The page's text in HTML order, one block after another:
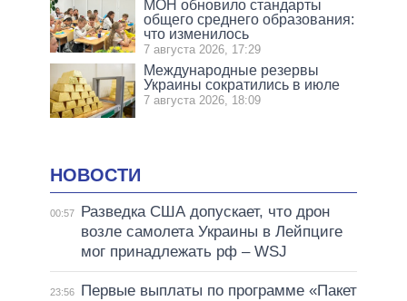
МОН обновило стандарты
общего среднего образования:
что изменилось
7 августа 2026, 17:29
Международные резервы
Украины сократились в июле
7 августа 2026, 18:09
НОВОСТИ
00:57
Разведка США допускает, что дрон
возле самолета Украины в Лейпциге
мог принадлежать рф – WSJ
23:56
Первые выплаты по программе «Пакет